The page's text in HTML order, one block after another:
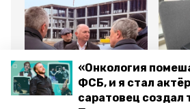
«Онкология
ФСБ, и я стал
саратовец создал
Общество
13 марта , 17:58
Каркас новой школы на
1550 мест возводят в
12
IT-
на